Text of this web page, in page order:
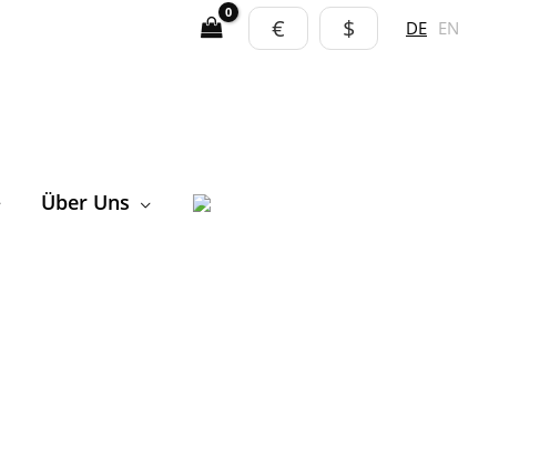
€ $ DE EN
Über Uns